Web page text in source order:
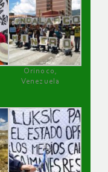
Orinoco,
Venezuela